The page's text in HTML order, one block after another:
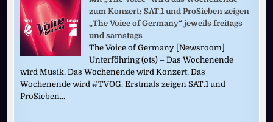
zum Konzert: SAT.1 und ProSieben zeigen
„The Voice of Germany“ jeweils freitags
und samstags
The Voice of Germany [Newsroom]
Unterföhring (ots) – Das Wochenende
wird Musik. Das Wochenende wird Konzert. Das
Wochenende wird #TVOG. Erstmals zeigen SAT.1 und
ProSieben...